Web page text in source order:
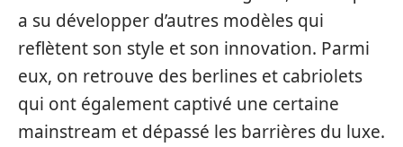
a su développer d’autres modèles qui
reflètent son style et son innovation. Parmi
eux, on retrouve des berlines et cabriolets
qui ont également captivé une certaine
mainstream et dépassé les barrières du luxe.